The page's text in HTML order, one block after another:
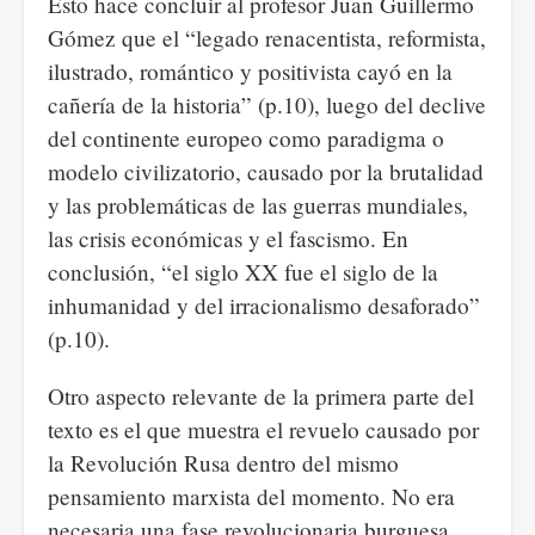
Gómez que el “legado renacentista, reformista,
ilustrado, romántico y positivista cayó en la
cañería de la historia” (p.10), luego del declive
del continente europeo como paradigma o
modelo civilizatorio, causado por la brutalidad
y las problemáticas de las guerras mundiales,
las crisis económicas y el fascismo. En
conclusión, “el siglo XX fue el siglo de la
inhumanidad y del irracionalismo desaforado”
(p.10).
Otro aspecto relevante de la primera parte del
texto es el que muestra el revuelo causado por
la Revolución Rusa dentro del mismo
pensamiento marxista del momento. No era